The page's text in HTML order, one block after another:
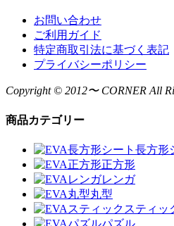
お問い合わせ
ご利用ガイド
特定商取引法に基づく表記
プライバシーポリシー
Copyright © 2012〜 CORNER All
商品カテゴリー
長方形
正方形
レンガ
丸型
スティッ